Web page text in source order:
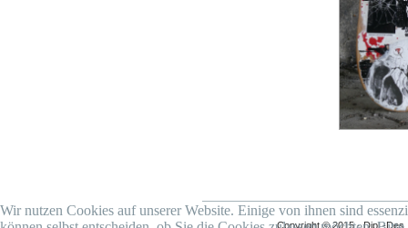
Copyright © 2015 · Dipl.-
Wir nutzen Cookies auf unserer Website. Einige von ihnen sind